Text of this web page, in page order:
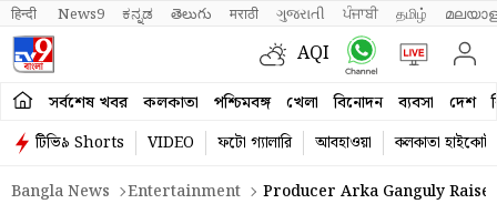
हिन्दी News9 ಕನ್ನಡ తెలుగు मराठी ગુજરાતી ਪੰਜਾਬੀ தமிழ்
AQI
সর্বশেষ খবর কলকাতা পশ্চিমবঙ্গ খেলা বিনোদন ব্যবসা দেশ
টিভি৯ Shorts VIDEO ফটো গ্যালারি আবহাওয়া
কলকাতা হাইকোর্ট
Bangla News
Entertainment Producer Arka Ganguly